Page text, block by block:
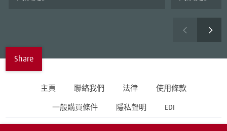
Share
主頁 聯絡我們 法律 使用條款
一般購買條件 隱私聲明 EDI